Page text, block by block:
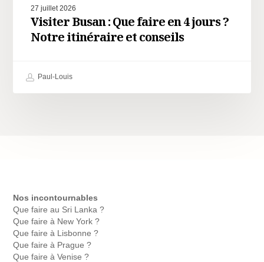
27 juillet 2026
Visiter Busan : Que faire en 4 jours ?
Notre itinéraire et conseils
Paul-Louis
Nos incontournables
Que faire au Sri Lanka ?
Que faire à New York ?
Que faire à Lisbonne ?
Que faire à Prague ?
Que faire à Venise ?